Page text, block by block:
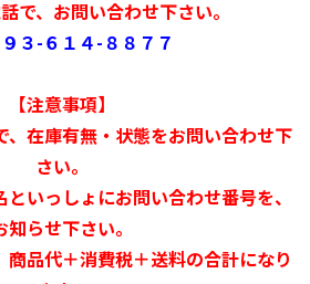
で、お問い合わせ下さい。
３-６１４-８８７７
【注意事項】
在庫有無・状態をお問い合わせ下
さい。
っしょにお問い合わせ番号を、
知らせ下さい。
品代＋消費税＋送料の合計になり